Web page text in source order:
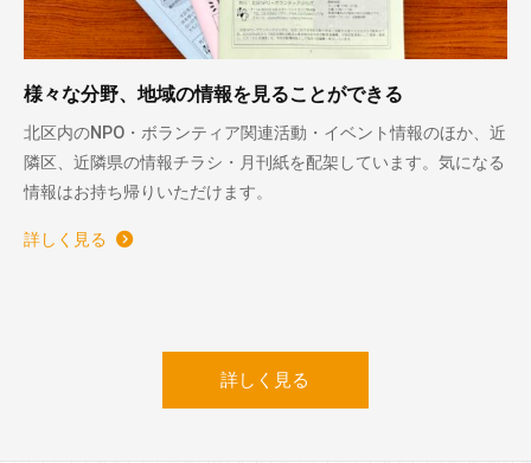
様々な分野、地域の情報を見ることができる
北区内のNPO・ボランティア関連活動・イベント情報のほか、近
隣区、近隣県の情報チラシ・月刊紙を配架しています。気になる
情報はお持ち帰りいただけます。
詳しく見る
詳しく見る